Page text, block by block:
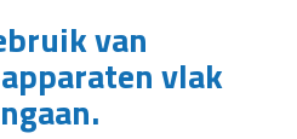
van
vlak